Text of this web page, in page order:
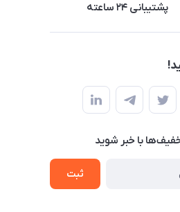
پشتیبانی ۲۴ ساعته
با‌ خبر شوید
ثبت